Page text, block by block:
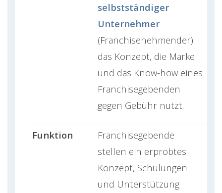
selbstständiger
Unternehmer
(Franchisenehmender)
das Konzept, die Marke
und das Know-how eines
Franchisegebenden
gegen Gebühr nutzt.
Funktion
Franchisegebende
stellen ein erprobtes
Konzept, Schulungen
und Unterstützung